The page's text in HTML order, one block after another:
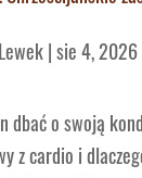
|sie 4, 2026
dbać o swoją
z cardio i